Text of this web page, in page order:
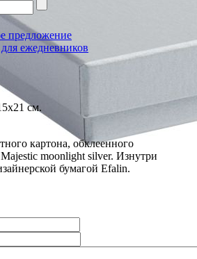
предложение
ежедневников
см.
картона, обклеенного
moonlight silver. Изнутри
бумагой Efalin.